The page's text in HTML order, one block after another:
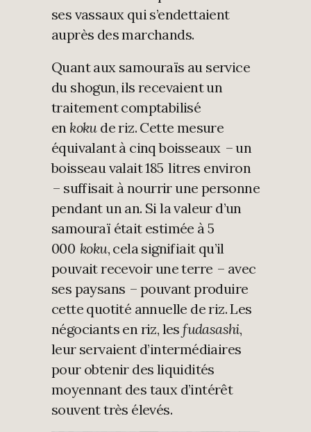
ses vassaux qui s’endettaient
auprès des marchands.
Quant aux samouraïs au service
du shogun, ils recevaient un
traitement comptabilisé
en kokude riz. Cette mesure
équivalant à cinq boisseaux – un
boisseau valait 185 litres environ
– suffisait à nourrir une personne
pendant un an. Si la valeur d’un
samouraï était estimée à 5
000 koku, cela signifiait qu’il
pouvait recevoir une terre – avec
ses paysans – pouvant produire
cette quotité annuelle de riz. Les
négociants en riz, lesfudasashi,
leur servaient d’intermédiaires
pour obtenir des liquidités
moyennant des taux d’intérêt
souvent très élevés.